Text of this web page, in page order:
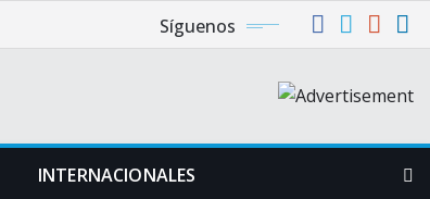
Síguenos
INTERNACIONALES